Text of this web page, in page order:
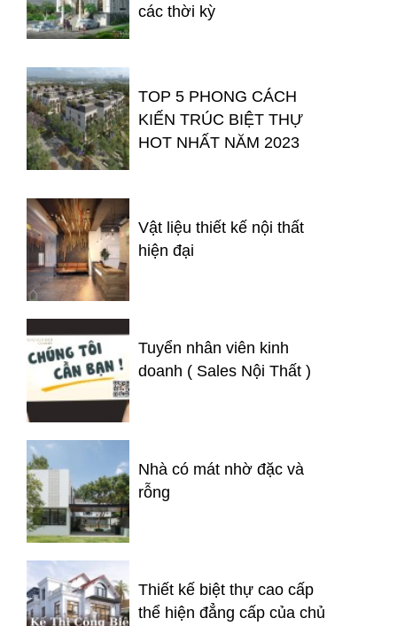
các thời kỳ
TOP 5 PHONG CÁCH
KIẾN TRÚC BIỆT THỰ
HOT NHẤT NĂM 2023
Vật liệu thiết kế nội thất
hiện đại
Tuyển nhân viên kinh
doanh ( Sales Nội Thất )
Nhà có mát nhờ đặc và
rỗng
Thiết kế biệt thự cao cấp
thể hiện đẳng cấp của chủ